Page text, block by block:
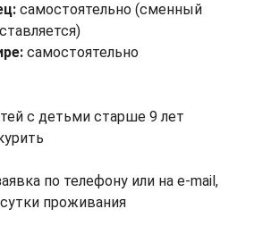
самостоятельно (сменный
самостоятельно
с детьми старше 9 лет
по телефону или на e-mail,
проживания